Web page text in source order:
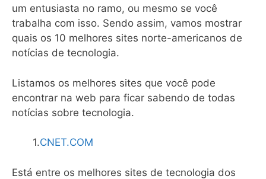
um entusiasta no ramo, ou mesmo se você
trabalha com isso. Sendo assim, vamos mostrar
quais os 10 melhores sites norte-americanos de
notícias de tecnologia.
Listamos os melhores sites que você pode
encontrar na web para ficar sabendo de todas
notícias sobre tecnologia.
1.CNET.COM
Está entre os melhores sites de tecnologia dos